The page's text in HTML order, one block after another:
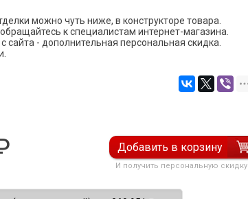
можно чуть ниже, в конструкторе товара.
к специалистам интернет-магазина.
сайта - дополнительная персональная скидка.
Добавить в корзину
И получить персональную скидку